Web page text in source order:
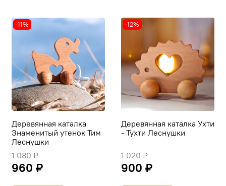
-11%
Деревянная каталка
Знаменитый утенок Тим
Леснушки
1 080 ₽
960 ₽
-12%
Деревянная каталка Ухти
- Тухти Леснушки
1 020 ₽
900 ₽